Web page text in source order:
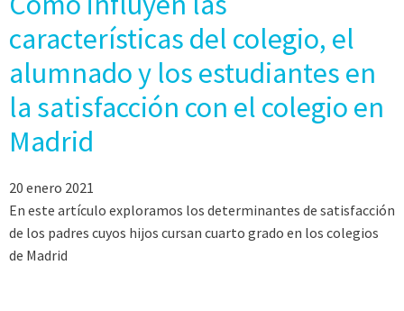
características del colegio, el
alumnado y los estudiantes en
la satisfacción con el colegio en
Madrid
20 enero 2021
En este artículo exploramos los determinantes de satisfacción
de los padres cuyos hijos cursan cuarto grado en los colegios
de Madrid